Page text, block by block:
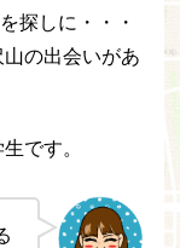
探しに・・・
の出会いがあ
です。